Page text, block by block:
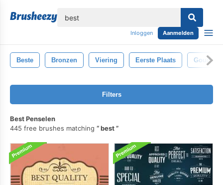
Inloggen Aanmelden
Beste Bronzen Viering Eerste Plaats Goud
Filters
Best Penselen
445 free brushes matching
best